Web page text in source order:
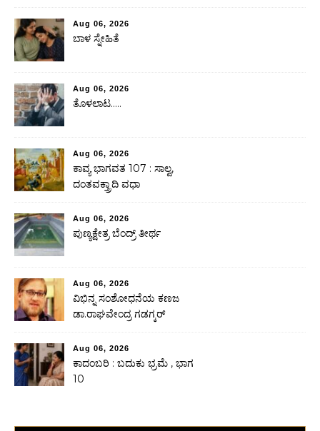
Aug 06, 2026
ಬಾಳ ಸ್ನೇಹಿತೆ
Aug 06, 2026
ತೊಳಲಾಟ…..
Aug 06, 2026
ಕಾವ್ಯ ಭಾಗವತ 107 : ಸಾಲ್ವ,
ದಂತವಕ್ತ್ರಾದಿ ವಧಾ
Aug 06, 2026
ಪುಣ್ಯಕ್ಷೇತ್ರ ಬೆಂದ್ರ್ ತೀರ್ಥ
Aug 06, 2026
ವಿಭಿನ್ನ ಸಂಶೋಧನೆಯ ಕಣಜ
ಡಾ.ರಾಘವೇಂದ್ರ ಗಡಗ್ಕರ್
Aug 06, 2026
ಕಾದಂಬರಿ : ಬದುಕು ಭ್ರಮೆ , ಭಾಗ
10